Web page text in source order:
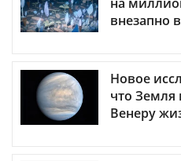
внезапно
Новое
что Земля
Венеру